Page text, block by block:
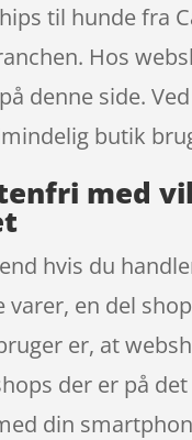
til hunde fra
Hos
denne side.
butik
med
hvis du
en del
er, at
der er på
din